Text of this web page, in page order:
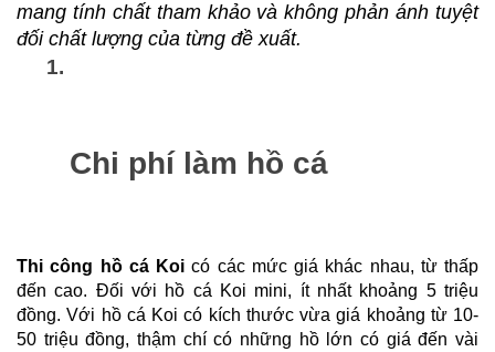
mang tính chất tham khảo và không phản ánh tuyệt
đối chất lượng của từng đề xuất.
Chi phí làm hồ cá
Thi công hồ cá Koi có các mức giá khác nhau, từ thấp
đến cao. Đối với hồ cá Koi mini, ít nhất khoảng 5 triệu
đồng. Với hồ cá Koi có kích thước vừa giá khoảng từ 10-
50 triệu đồng, thậm chí có những hồ lớn có giá đến vài